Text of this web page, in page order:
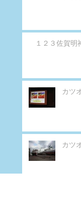
１２３佐賀明
カツ
カツ